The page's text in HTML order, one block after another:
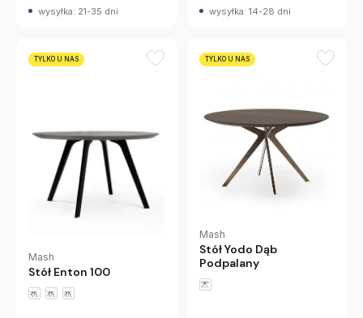
wysyłka: 21-35 dni wysyłka: 14-28 dni
TYLKO U NAS
Mash
Stół Enton 100
TYLKO U NAS
Mash
Stół Yodo Dąb
Podpalany